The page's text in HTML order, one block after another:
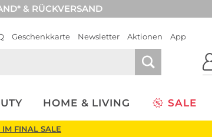
& RÜCKVERSAND
Geschenkkarte Newsletter Aktionen App
HOME & LIVING SALE
IM FINAL SALE